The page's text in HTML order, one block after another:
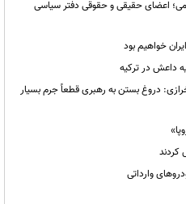
اعضای حقیقی و حقوقی دفتر سیاسی
خواهیم بود
دروغ بستن به رهبری قطعاً جرم بسیار
کردند
وارداتی